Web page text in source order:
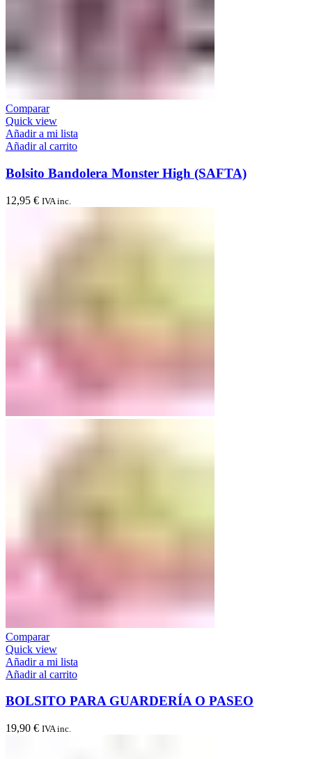
Comparar
Quick view
Añadir a mi lista
Añadir al carrito
Bolsito Bandolera Monster High (SAFTA)
12,95 € IVA inc.
Comparar
Quick view
Añadir a mi lista
Añadir al carrito
BOLSITO PARA GUARDERÍA O PASEO
19,90 € IVA inc.